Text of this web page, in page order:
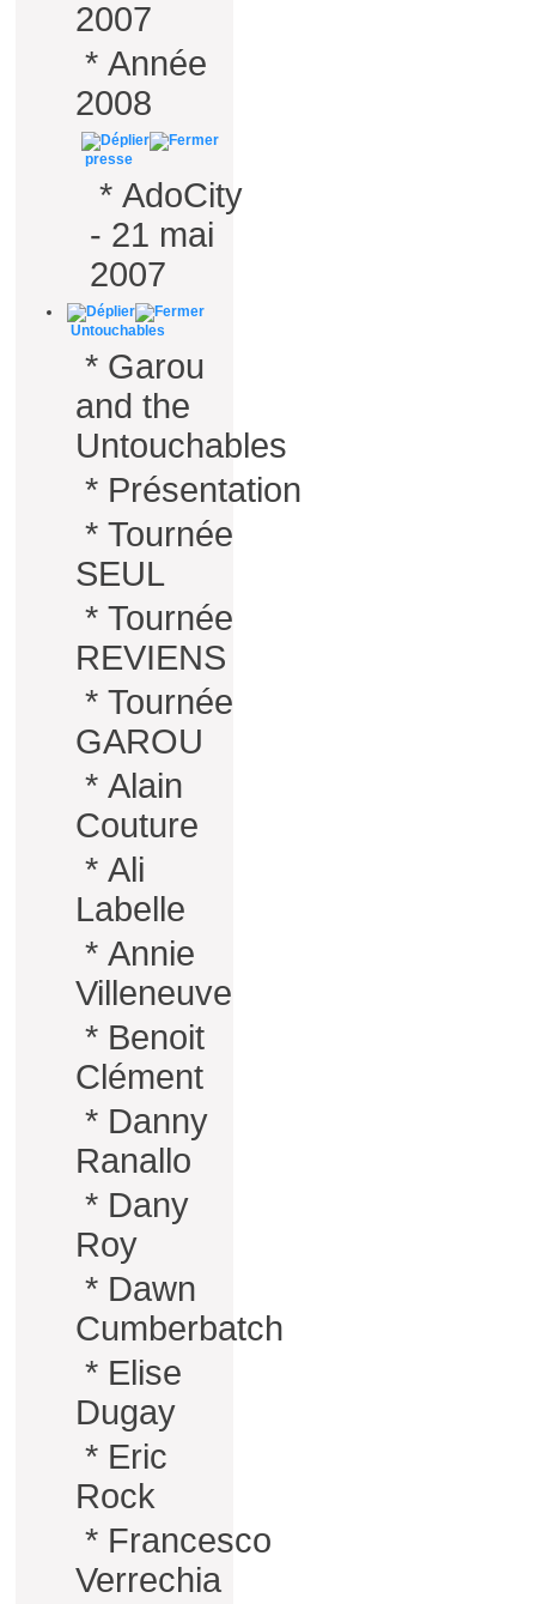
2007
* Année
2008
presse
* AdoCity
- 21 mai
2007
Untouchables
* Garou
and the
Untouchables
* Présentation
* Tournée
SEUL
* Tournée
REVIENS
* Tournée
GAROU
* Alain
Couture
* Ali
Labelle
* Annie
Villeneuve
* Benoit
Clément
* Danny
Ranallo
* Dany
Roy
* Dawn
Cumberbatch
* Elise
Dugay
* Eric
Rock
* Francesco
Verrechia